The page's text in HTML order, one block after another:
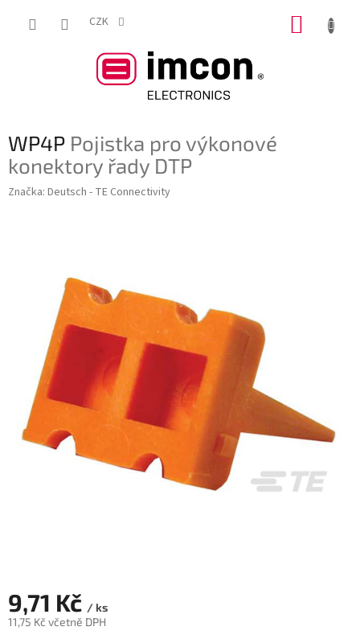
CZK
WP4P Pojistka pro výkonové
konektory řady DTP
Značka: Deutsch - TE Connectivity
9,71 Kč / ks
11,75 Kč včetně DPH